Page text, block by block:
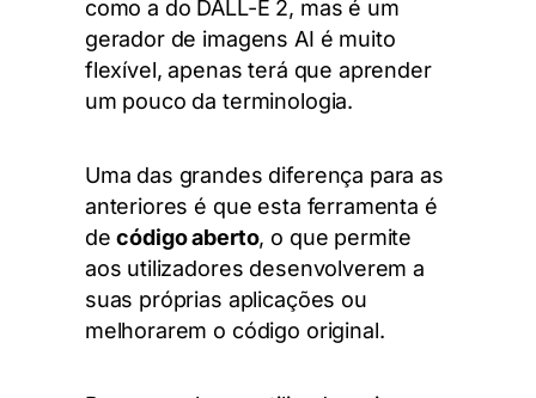
como a do DALL-E 2, mas é um
gerador de imagens AI é muito
flexível, apenas terá que aprender
um pouco da terminologia.
Uma das grandes diferença para as
anteriores é que esta ferramenta é
decódigo aberto, o que permite
aos utilizadores desenvolverem a
suas próprias aplicações ou
melhorarem o código original.